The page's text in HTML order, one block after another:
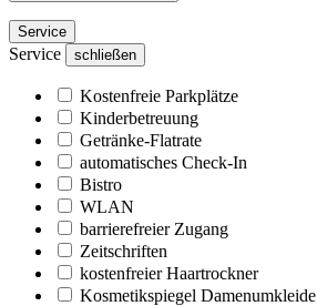
Service
Service schließen
Kostenfreie Parkplätze
Kinderbetreuung
Getränke-Flatrate
automatisches Check-In
Bistro
WLAN
barrierefreier Zugang
Zeitschriften
kostenfreier Haartrockner
Kosmetikspiegel Damenumkleide